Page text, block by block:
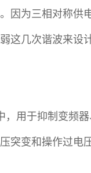
因为三相对称供
这几次谐波来设计
，用于抑制变频
突变和操作过电